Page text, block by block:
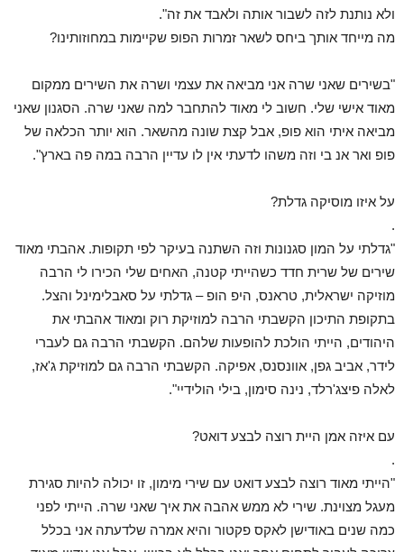
ולא נותנת לזה לשבור אותה ולאבד את זה".
מה מייחד אותך ביחס לשאר זמרות הפופ שקיימות במחוזותינו?
"בשירים שאני שרה אני מביאה את עצמי ושרה את השירים ממקום
מאוד אישי שלי. חשוב לי מאוד להתחבר למה שאני שרה. הסגנון שאני
מביאה איתי הוא פופ, אבל קצת שונה מהשאר. הוא יותר הכלאה של
פופ ואר אנ בי וזה משהו לדעתי אין לו עדיין הרבה במה פה בארץ".
על איזו מוסיקה גדלת?
.
"גדלתי על המון סגנונות וזה השתנה בעיקר לפי תקופות. אהבתי מאוד
שירים של שרית חדד כשהייתי קטנה, האחים שלי הכירו לי הרבה
מוזיקה ישראלית, טראנס, היפ הופ – גדלתי על סאבלימינל והצל.
בתקופת התיכון הקשבתי הרבה למוזיקת רוק ומאוד אהבתי את
היהודים, הייתי הולכת להופעות שלהם. הקשבתי הרבה גם לעברי
לידר, אביב גפן, אוונסנס, אפיקה. הקשבתי הרבה גם למוזיקת ג'אז,
לאלה פיצג'רלד, נינה סימון, בילי הולידיי".
עם איזה אמן היית רוצה לבצע דואט?
.
"הייתי מאוד רוצה לבצע דואט עם שירי מימון, זו יכולה להיות סגירת
מעגל מצוינת. שירי לא ממש אהבה את איך שאני שרה. הייתי לפני
כמה שנים באודישן לאקס פקטור והיא אמרה שלדעתה אני בכלל